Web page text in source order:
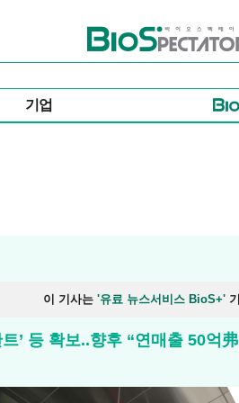
바이오스펙테이터
기업
이 기사는 '유료 뉴스서비스 BioS+'
’ 등 확보..향후 “연매출 50억